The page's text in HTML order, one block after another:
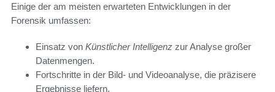
Einige der am meisten erwarteten Entwicklungen in der
Forensik umfassen:
Einsatz von Künstlicher Intelligenz zur Analyse großer
Datenmengen.
Fortschritte in der Bild- und Videoanalyse, die präzisere
Ergebnisse liefern.